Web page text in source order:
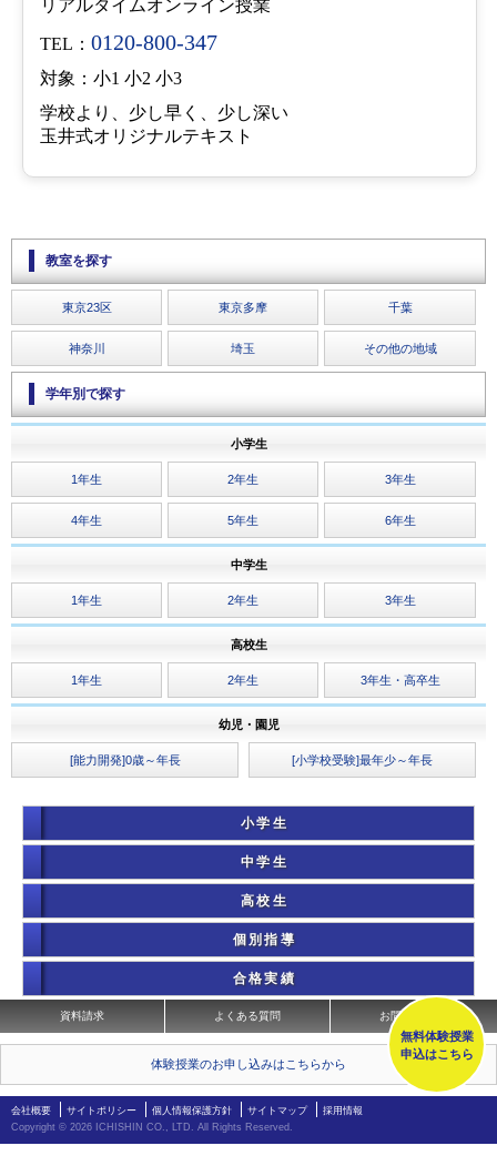
無料体験授業
申込はこちら
リアルタイムオンライン授業
TEL： 0120-800-347
対象：小1 小2 小3
学校より、少し早く、少し深い
玉井式オリジナルテキスト
教室を探す
東京23区 東京多摩 千葉
神奈川 埼玉 その他の地域
学年別で探す
小学生
1年生 2年生 3年生
4年生 5年生 6年生
中学生
1年生 2年生 3年生
高校生
1年生 2年生 3年生・高卒生
幼児・園児
[能力開発]0歳～年長 [小学校受験]最年少～年長
小学生
中学生
高校生
個別指導
合格実績
資料請求 よくある質問 お問い合わせ
体験授業のお申し込みはこちらから
会社概要 サイトポリシー 個人情報保護方針 サイトマップ
採用情報
Copyright © 2026 ICHISHIN CO., LTD. All Rights Reserved.